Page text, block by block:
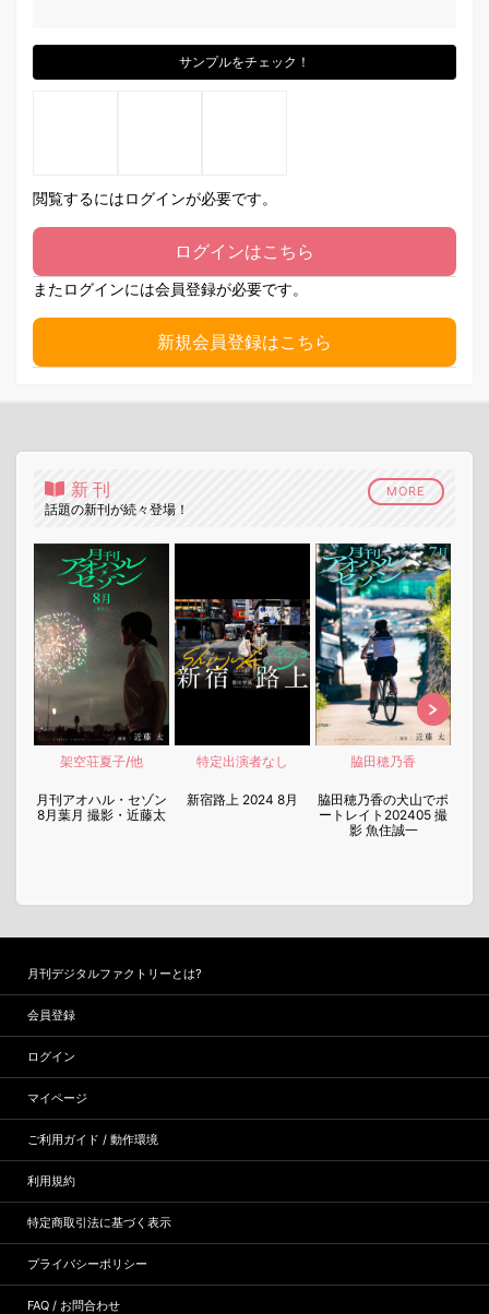
サンプルをチェック！
閲覧するにはログインが必要です。
ログインはこちら
またログインには会員登録が必要です。
新規会員登録はこちら
新刊
話題の新刊が続々登場！
MORE
架空荘夏子/他
月刊アオハル・セゾン
8月葉月 撮影・近藤太
特定出演者なし
新宿路上 2024 8月
脇田穂乃香
脇田穂乃香の犬山でポ
ートレイト202405 撮
影 魚住誠一
月刊デジタルファクトリーとは?
会員登録
ログイン
マイページ
ご利用ガイド / 動作環境
利用規約
特定商取引法に基づく表示
プライバシーポリシー
FAQ / お問合わせ